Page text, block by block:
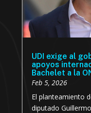
UDI exige al
apoyos
Bachelet a la
Feb 5, 2026
El planteamiento
diputado